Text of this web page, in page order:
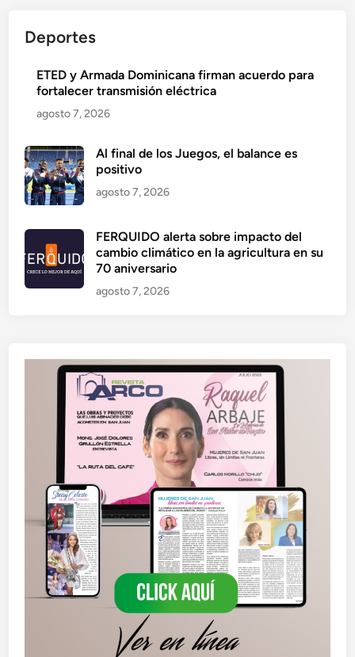
Deportes
ETED y Armada Dominicana firman acuerdo para
fortalecer transmisión eléctrica
agosto 7, 2026
Al final de los Juegos, el balance es
positivo
agosto 7, 2026
FERQUIDO alerta sobre impacto del
cambio climático en la agricultura en su
70 aniversario
agosto 7, 2026